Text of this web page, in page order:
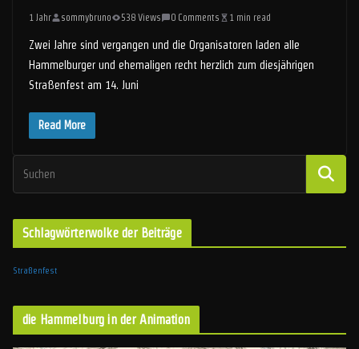
1 Jahr sommybruno 538 Views 0 Comments 1 min read
Zwei Jahre sind vergangen und die Organisatoren laden alle
Hammelburger und ehemaligen recht herzlich zum diesjährigen
Straßenfest am 14. Juni
Read More
Schlagwörterwolke der Beiträge
Straßenfest
die Hammelburg in der Animation